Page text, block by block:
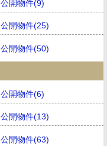
公開物件(9)
公開物件(25)
公開物件(50)
公開物件(6)
公開物件(13)
公開物件(63)